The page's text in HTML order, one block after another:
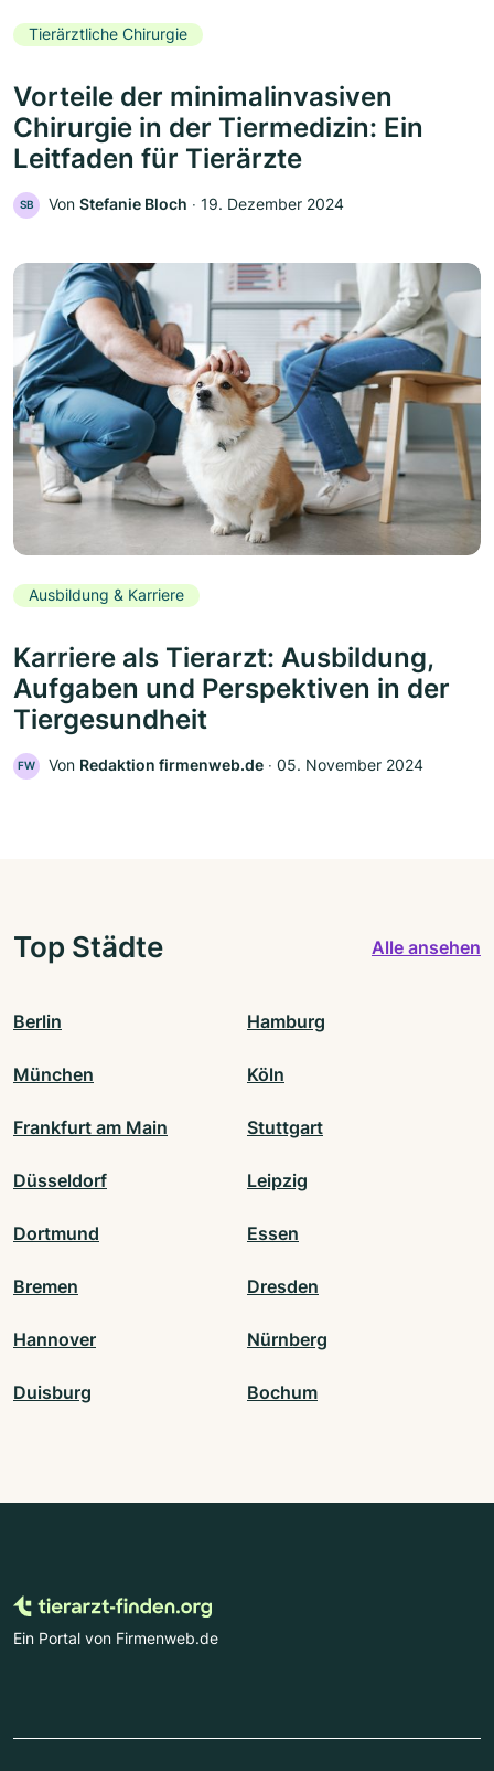
Tierärztliche Chirurgie
Vorteile der minimalinvasiven
Chirurgie in der Tiermedizin: Ein
Leitfaden für Tierärzte
SB Von Stefanie Bloch ‧ 19. Dezember 2024
Ausbildung & Karriere
Karriere als Tierarzt: Ausbildung,
Aufgaben und Perspektiven in der
Tiergesundheit
FW Von Redaktion firmenweb.de ‧ 05. November 2024
Top Städte Alle ansehen
Berlin Hamburg
München Köln
Frankfurt am Main Stuttgart
Düsseldorf Leipzig
Dortmund Essen
Bremen Dresden
Hannover Nürnberg
Duisburg Bochum
Ein Portal von Firmenweb.de